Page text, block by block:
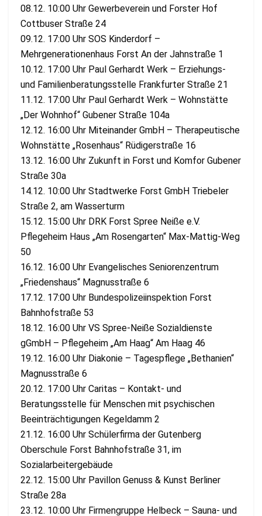
08.12. 10:00 Uhr Gewerbeverein und Forster Hof
Cottbuser Straße 24
09.12. 17:00 Uhr SOS Kinderdorf –
Mehrgenerationenhaus Forst An der Jahnstraße 1
10.12. 17:00 Uhr Paul Gerhardt Werk – Erziehungs-
und Familienberatungsstelle Frankfurter Straße 21
11.12. 17:00 Uhr Paul Gerhardt Werk – Wohnstätte
„Der Wohnhof“ Gubener Straße 104a
12.12. 16:00 Uhr Miteinander GmbH – Therapeutische
Wohnstätte „Rosenhaus“ Rüdigerstraße 16
13.12. 16:00 Uhr Zukunft in Forst und Komfor Gubener
Straße 30a
14.12. 10:00 Uhr Stadtwerke Forst GmbH Triebeler
Straße 2, am Wasserturm
15.12. 15:00 Uhr DRK Forst Spree Neiße e.V.
Pflegeheim Haus „Am Rosengarten“ Max-Mattig-Weg
50
16.12. 16:00 Uhr Evangelisches Seniorenzentrum
„Friedenshaus“ Magnusstraße 6
17.12. 17:00 Uhr Bundespolizeiinspektion Forst
Bahnhofstraße 53
18.12. 16:00 Uhr VS Spree-Neiße Sozialdienste
gGmbH – Pflegeheim „Am Haag“ Am Haag 46
19.12. 16:00 Uhr Diakonie – Tagespflege „Bethanien“
Magnusstraße 6
20.12. 17:00 Uhr Caritas – Kontakt- und
Beratungsstelle für Menschen mit psychischen
Beeinträchtigungen Kegeldamm 2
21.12. 16:00 Uhr Schülerfirma der Gutenberg
Oberschule Forst Bahnhofstraße 31, im
Sozialarbeitergebäude
22.12. 15:00 Uhr Pavillon Genuss & Kunst Berliner
Straße 28a
23.12. 10:00 Uhr Firmengruppe Helbeck – Sauna- und